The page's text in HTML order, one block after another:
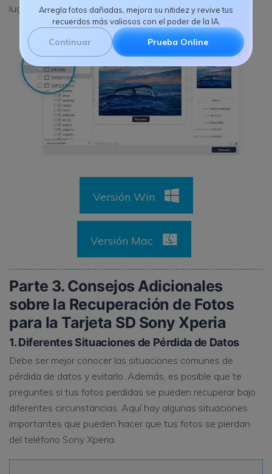
Arregla fotos dañadas, mejora su nitidez y revive tus
recuerdos más valiosos con el poder de la IA.
Continuar Prueba Online
lugar seguro.
Versión Win
Versión Mac
Parte 3. Consejos Adicionales
sobre la Recuperación de Fotos
para la Tarjeta SD Sony Xperia
1. Diferentes Situaciones de Pérdida de Datos
Debe ser mejor conocer las situaciones comunes de
pérdida de datos y evitarlo. Además, es posible que te
preguntes si tus fotos perdidas se pueden recuperar bajo
diferentes circunstancias. Aquí hay algunas situaciones
importantes que pueden hacer que tus fotos se pierdan
del teléfono Sony Xperia.